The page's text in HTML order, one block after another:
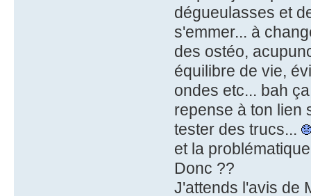
dégueulasses et
s'emmer... à
des ostéo,
équilibre de vie,
ondes etc... bah
repense à ton lien
tester des trucs...
et la
Donc ??
J'attends l'avis de